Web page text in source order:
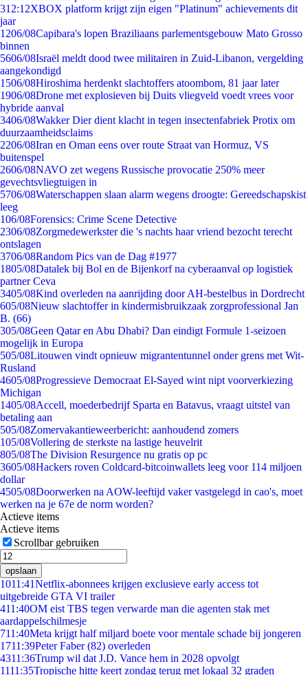
312:12XBOX platform krijgt zijn eigen "Platinum" achievements dit
jaar
1206/08Capibara's lopen Braziliaans parlementsgebouw Mato Grosso
binnen
5606/08Israël meldt dood twee militairen in Zuid-Libanon, vergelding
aangekondigd
1506/08Hiroshima herdenkt slachtoffers atoombom, 81 jaar later
1906/08Drone met explosieven bij Duits vliegveld voedt vrees voor
hybride aanval
3406/08Wakker Dier dient klacht in tegen insectenfabriek Protix om
duurzaamheidsclaims
2206/08Iran en Oman eens over route Straat van Hormuz, VS
buitenspel
2606/08NAVO zet wegens Russische provocatie 250% meer
gevechtsvliegtuigen in
5706/08Waterschappen slaan alarm wegens droogte: Gereedschapskist
leeg
106/08Forensics: Crime Scene Detective
2306/08Zorgmedewerkster die 's nachts haar vriend bezocht terecht
ontslagen
3706/08Random Pics van de Dag #1977
1805/08Datalek bij Bol en de Bijenkorf na cyberaanval op logistiek
partner Ceva
3405/08Kind overleden na aanrijding door AH-bestelbus in Dordrecht
605/08Nieuw slachtoffer in kindermisbruikzaak zorgprofessional Jan
B. (66)
305/08Geen Qatar en Abu Dhabi? Dan eindigt Formule 1-seizoen
mogelijk in Europa
505/08Litouwen vindt opnieuw migrantentunnel onder grens met Wit-
Rusland
4605/08Progressieve Democraat El-Sayed wint nipt voorverkiezing
Michigan
1405/08Accell, moederbedrijf Sparta en Batavus, vraagt uitstel van
betaling aan
505/08Zomervakantieweerbericht: aanhoudend zomers
105/08Vollering de sterkste na lastige heuvelrit
805/08The Division Resurgence nu gratis op pc
3605/08Hackers roven Coldcard-bitcoinwallets leeg voor 114 miljoen
dollar
4505/08Doorwerken na AOW-leeftijd vaker vastgelegd in cao's, moet
werken na je 67e de norm worden?
Actieve items
Actieve items
Scrollbar gebruiken
opslaan
1011:41Netflix-abonnees krijgen exclusieve early access tot
uitgebreide GTA VI trailer
411:40OM eist TBS tegen verwarde man die agenten stak met
aardappelschilmesje
711:40Meta krijgt half miljard boete voor mentale schade bij jongeren
1711:39Peter Faber (82) overleden
4311:36Trump wil dat J.D. Vance hem in 2028 opvolgt
1111:35Tropische hitte keert zondag terug met lokaal 32 graden